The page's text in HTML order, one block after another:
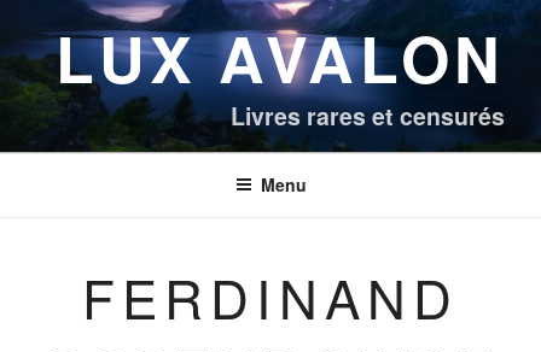
contenu
principalLUX AVALON
Livres rares et censurés
Menu
FERDINAND